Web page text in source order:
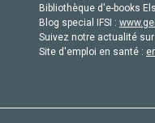
Bibliothèque d'e-books
Blog special IFSI :
Suivez notre actualité
Site d'emploi en santé :